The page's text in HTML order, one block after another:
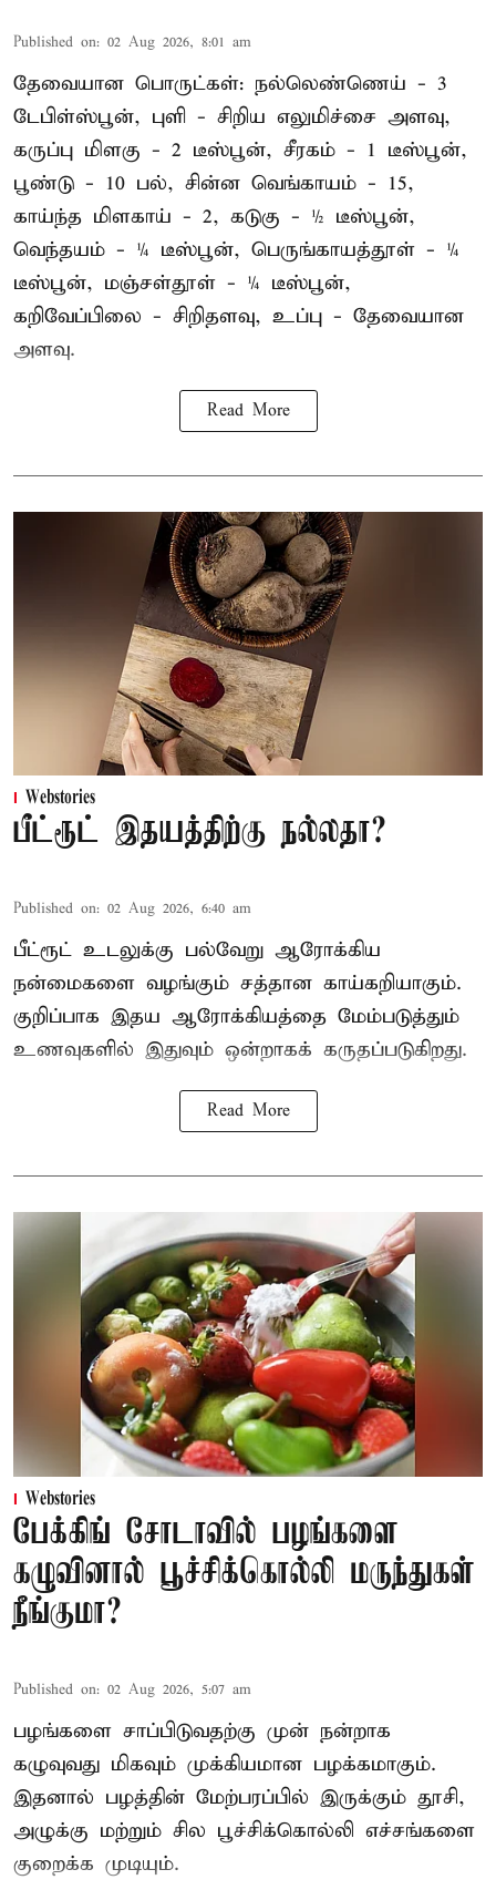
Published on: 02 Aug 2026, 8:01 am
தேவையான பொருட்கள்: நல்லெண்ணெய் - 3
டேபிள்ஸ்பூன், புளி - சிறிய எலுமிச்சை அளவு,
கருப்பு மிளகு - 2 டீஸ்பூன், சீரகம் - 1 டீஸ்பூன்,
பூண்டு - 10 பல், சின்ன வெங்காயம் - 15,
காய்ந்த மிளகாய் - 2, கடுகு - ½ டீஸ்பூன்,
வெந்தயம் - ¼ டீஸ்பூன், பெருங்காயத்தூள் - ¼
டீஸ்பூன், மஞ்சள்தூள் - ¼ டீஸ்பூன்,
கறிவேப்பிலை - சிறிதளவு, உப்பு - தேவையான
அளவு.
Read More
Webstories
பீட்ரூட் இதயத்திற்கு நல்லதா?
Published on: 02 Aug 2026, 6:40 am
பீட்ரூட் உடலுக்கு பல்வேறு ஆரோக்கிய
நன்மைகளை வழங்கும் சத்தான காய்கறியாகும்.
குறிப்பாக இதய ஆரோக்கியத்தை மேம்படுத்தும்
உணவுகளில் இதுவும் ஒன்றாகக் கருதப்படுகிறது.
Read More
Webstories
பேக்கிங் சோடாவில் பழங்களை
கழுவினால் பூச்சிக்கொல்லி மருந்துகள்
நீங்குமா?
Published on: 02 Aug 2026, 5:07 am
பழங்களை சாப்பிடுவதற்கு முன் நன்றாக
கழுவுவது மிகவும் முக்கியமான பழக்கமாகும்.
இதனால் பழத்தின் மேற்பரப்பில் இருக்கும் தூசி,
அழுக்கு மற்றும் சில பூச்சிக்கொல்லி எச்சங்களை
குறைக்க முடியும்.